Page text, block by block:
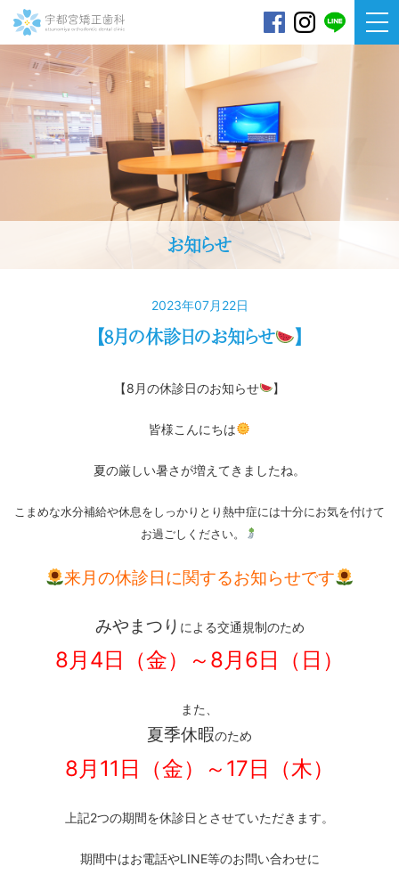
宇都宮矯正歯科
お知らせ
2023年07月22日
【8月の休診日のお知らせ 】
【8月の休診日のお知らせ 】
皆様こんにちは
夏の厳しい暑さが増えてきましたね。
こまめな水分補給や休息をしっかりとり熱中症には十分にお気を付けて
お過ごしください。
来月の休診日に関するお知らせです
みやまつり による交通規制のため
8月4日（金）～8月6日（日）
また、
夏季休暇のため
8月11日（金）～17日（木）
上記2つの期間を休診日とさせていただきます。
期間中はお電話やLINE等のお問い合わせに